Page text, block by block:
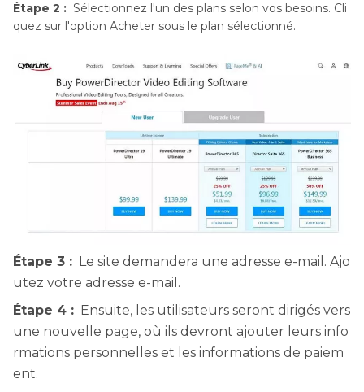
Étape 2 : Sélectionnez l'un des plans selon vos besoins. Cli
quez sur l'option Acheter sous le plan sélectionné.
Étape 3 : Le site demandera une adresse e-mail. Ajo
utez votre adresse e-mail.
Étape 4 : Ensuite, les utilisateurs seront dirigés vers
une nouvelle page, où ils devront ajouter leurs info
rmations personnelles et les informations de paiem
ent.